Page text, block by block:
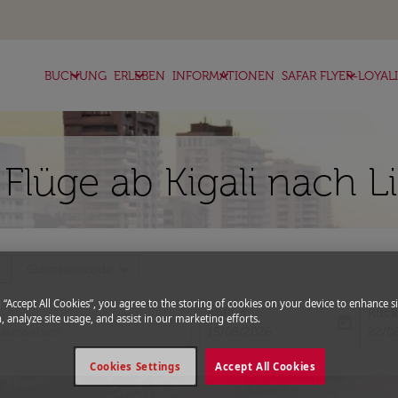
BUCHUNG
keyboard_arrow_down ERLEBEN
keyboard_arrow_down INFORMATIONEN
keyboard_arrow_down SAFAR FLYER-
keyboard_arrow_down
ab Kigali nach
Abflug
fc-
“Accept All Cookies”, you agree to the storing of cookies on your device to enhance
analyze site usage, and assist in our marketing efforts.
Accept All Cookies
Cookies Settings